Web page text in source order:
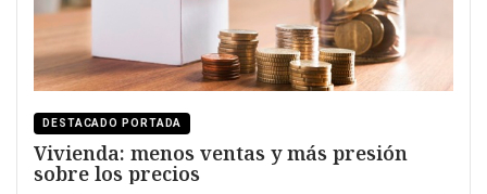
DESTACADO PORTADA
Vivienda: menos ventas y más presión
sobre los precios